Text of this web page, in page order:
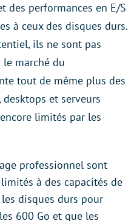
des performances en E/S
à ceux des disques durs.
ils ne sont pas
le marché du
tout de même plus des
et serveurs
limités par les
professionnel sont
à des capacités de
disques durs pour
600 Go et que les